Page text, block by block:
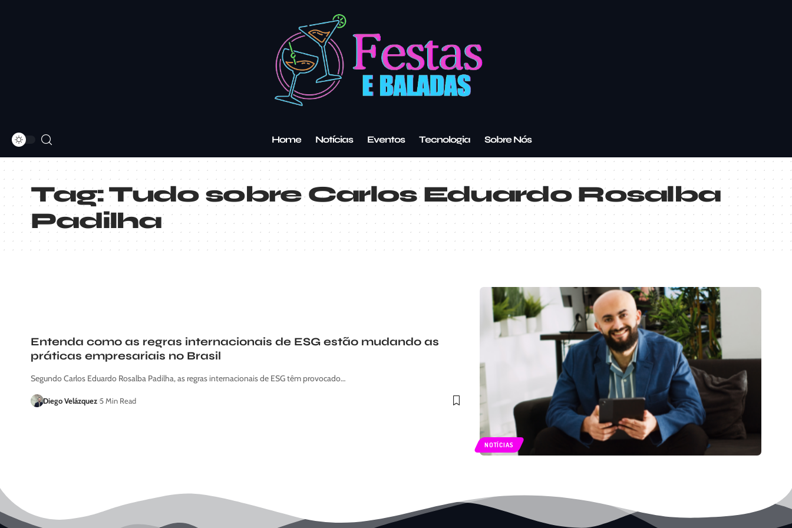
Home Notícias Eventos Tecnologia Sobre Nós
Tag: Tudo sobre Carlos Eduardo Rosalba
Padilha
NOTÍCIAS
Entenda como as regras internacionais de ESG estão mudando as
práticas empresariais no Brasil
Segundo Carlos Eduardo Rosalba Padilha, as regras internacionais de ESG têm provocado…
Diego Velázquez 5 Min Read